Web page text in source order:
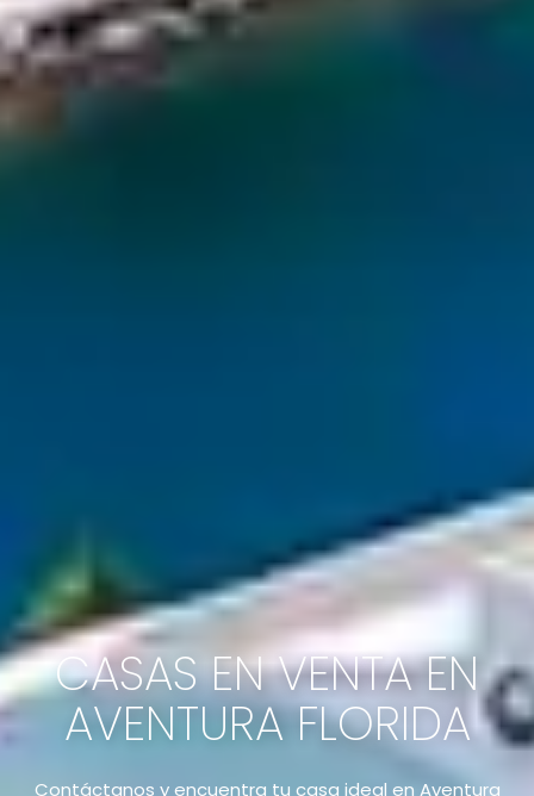
CASAS EN VENTA EN
AVENTURA FLORIDA
Contáctanos y encuentra tu casa ideal en Aventura